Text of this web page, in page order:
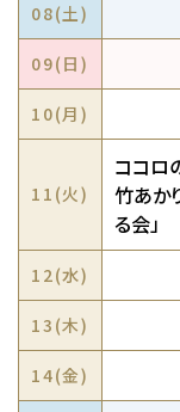
08(土)
09( 日 )
10(月 )
11(火)
ココロ
竹あか
る会」
12(水)
13(木)
14(金)